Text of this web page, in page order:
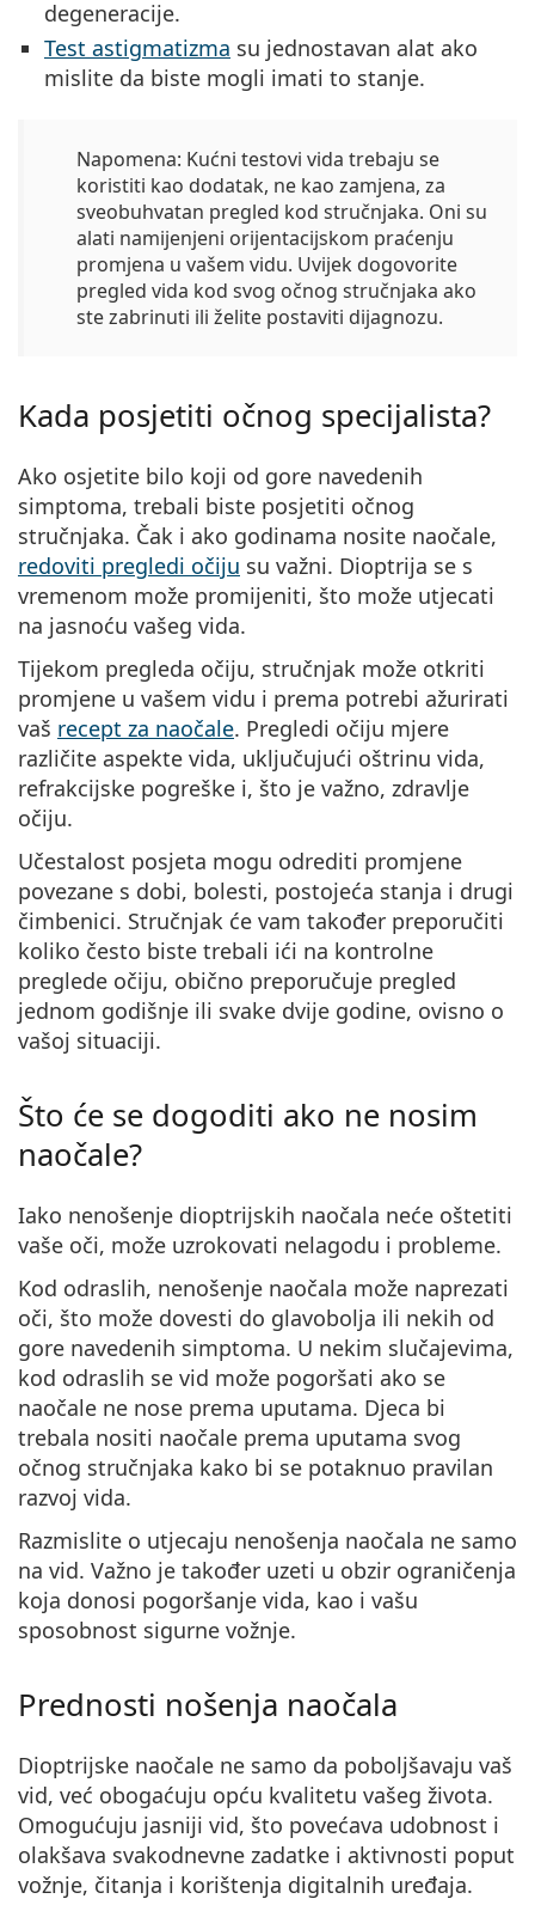
degeneracije.
Test astigmatizma su jednostavan alat ako
mislite da biste mogli imati to stanje.
Napomena: Kućni testovi vida trebaju se
koristiti kao dodatak, ne kao zamjena, za
sveobuhvatan pregled kod stručnjaka. Oni su
alati namijenjeni orijentacijskom praćenju
promjena u vašem vidu. Uvijek dogovorite
pregled vida kod svog očnog stručnjaka ako
ste zabrinuti ili želite postaviti dijagnozu.
Kada posjetiti očnog specijalista?
Ako osjetite bilo koji od gore navedenih
simptoma, trebali biste posjetiti očnog
stručnjaka. Čak i ako godinama nosite naočale,
redoviti pregledi očiju su važni. Dioptrija se s
vremenom može promijeniti, što može utjecati
na jasnoću vašeg vida.
Tijekom pregleda očiju, stručnjak može otkriti
promjene u vašem vidu i prema potrebi ažurirati
vaš recept za naočale. Pregledi očiju mjere
različite aspekte vida, uključujući oštrinu vida,
refrakcijske pogreške i, što je važno, zdravlje
očiju.
Učestalost posjeta mogu odrediti promjene
povezane s dobi, bolesti, postojeća stanja i drugi
čimbenici. Stručnjak će vam također preporučiti
koliko često biste trebali ići na kontrolne
preglede očiju, obično preporučuje pregled
jednom godišnje ili svake dvije godine, ovisno o
vašoj situaciji.
Što će se dogoditi ako ne nosim
naočale?
Iako nenošenje dioptrijskih naočala neće oštetiti
vaše oči, može uzrokovati nelagodu i probleme.
Kod odraslih, nenošenje naočala može naprezati
oči, što može dovesti do glavobolja ili nekih od
gore navedenih simptoma. U nekim slučajevima,
kod odraslih se vid može pogoršati ako se
naočale ne nose prema uputama. Djeca bi
trebala nositi naočale prema uputama svog
očnog stručnjaka kako bi se potaknuo pravilan
razvoj vida.
Razmislite o utjecaju nenošenja naočala ne samo
na vid. Važno je također uzeti u obzir ograničenja
koja donosi pogoršanje vida, kao i vašu
sposobnost sigurne vožnje.
Prednosti nošenja naočala
Dioptrijske naočale ne samo da poboljšavaju vaš
vid, već obogaćuju opću kvalitetu vašeg života.
Omogućuju jasniji vid, što povećava udobnost i
olakšava svakodnevne zadatke i aktivnosti poput
vožnje, čitanja i korištenja digitalnih uređaja.